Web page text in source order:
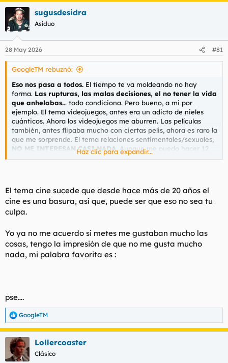
a
c
i
e
s
sugusdesidra
Asiduo
28 May 2026 #81
GoogleTM rebuznó:
Eso nos pasa a todos. El tiempo te va moldeando no hay
forma. Las rupturas, las malas decisiones, el no tener la vida
que anhelabas... todo condiciona. Pero bueno, a mi por
ejemplo. El tema videojuegos, antes era un adicto de nieles
cuánticos. Ahora los videojuegos me aburren. Las películas
también, antes flipaba mucho con ciertas pelis, ahora es raro la
que me sorprende. El tema relaciones sentimentales/sexuales,
NO ME INTERESAN CASI NADA
. Aunque me puedo hacer 12
pajas en 1 día (mi récord). Aunque cada vez miro a niñas más
Haz clic para expandir...
El tema cine sucede que desde hace más de 20 años el
cine es una basura, así que, puede ser que eso no sea tu
culpa.
Yo ya no me acuerdo si metes me gustaban mucho las
cosas, tengo la impresión de que no me gusta mucho
nada, mi palabra favorita es :
pse….
R
e
a
c
c
i
GoogleTM
Lollercoaster
Clásico